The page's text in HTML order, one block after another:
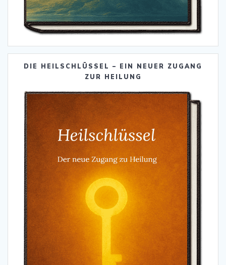
DIE HEILSCHLÜSSEL – EIN NEUER ZUGANG
ZUR HEILUNG